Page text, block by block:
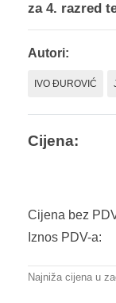
za 4. razred
Autori:
IVO ĐUROVIĆ
Cijena:
Cijena bez
Iznos PDV-a:
Najniža cijena u